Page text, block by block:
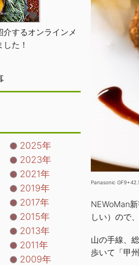
Panasonic
NEWoMan
しい）ので
山の手線、
歩いて「甲
するオンラインメ
た！
2025年
2023年
2021年
2019年
2017年
2015年
2013年
2011年
2009年